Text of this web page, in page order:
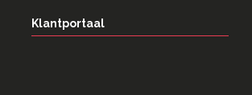
Klantportaal